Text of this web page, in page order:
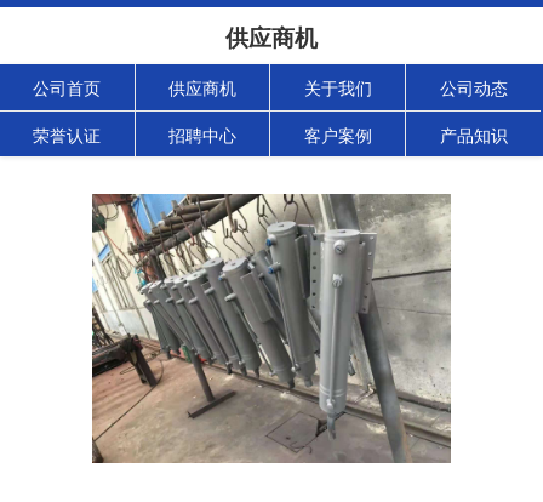
供应商机
公司首页 供应商机 关于我们 公司动态
荣誉认证 招聘中心 客户案例 产品知识